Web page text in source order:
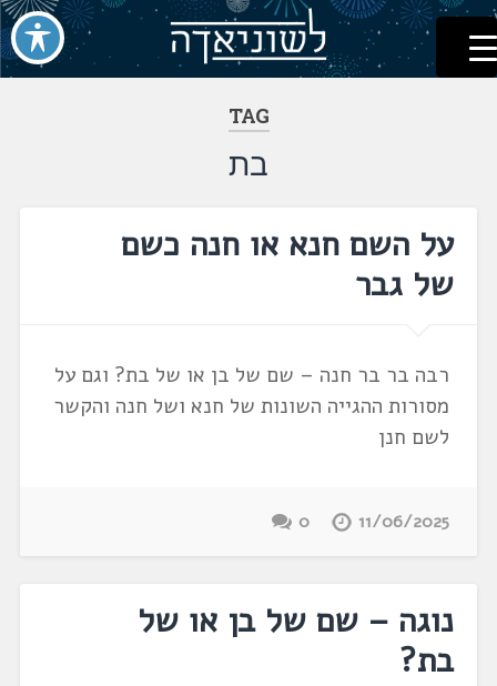
דלג
לתוכן
לשוניאדה
עברית. לשון. שפה
TAG
בת
על השם חנא או חנה כשם
של גבר
רבה בר בר חנה – שם של בן או של בת? וגם על
מסורות ההגייה השונות של חנא ושל חנה והקשר
לשם חנן
11/06/2025
0
נוגה – שם של בן או של
בת?